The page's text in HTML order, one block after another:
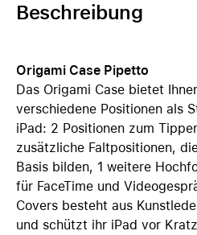
Beschreibung
Origami Case Pipetto
Das Origami Case bietet
verschiedene Positionen als
iPad: 2 Positionen zum
zusätzliche Faltpositionen,
Basis bilden, 1 weitere
für FaceTime und
Covers besteht aus
und schützt ihr iPad vor